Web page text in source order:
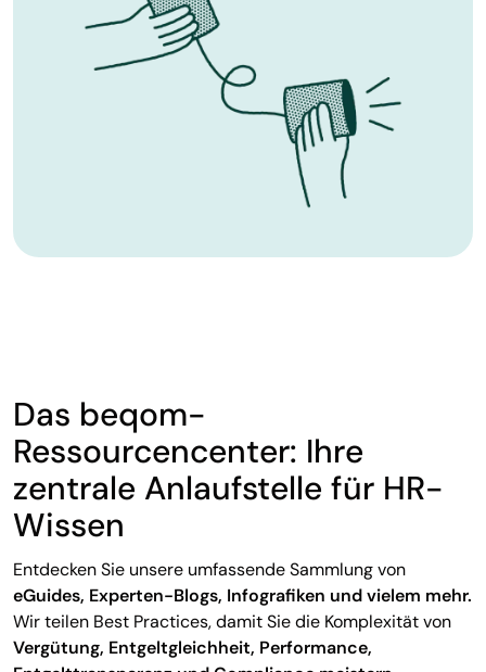
Das beqom-
Ressourcencenter: Ihre
zentrale Anlaufstelle für HR-
Wissen
Entdecken Sie unsere umfassende Sammlung von
eGuides, Experten-Blogs, Infografiken und vielem mehr.
Wir teilen Best Practices, damit Sie die Komplexität von
Vergütung, Entgeltgleichheit, Performance,